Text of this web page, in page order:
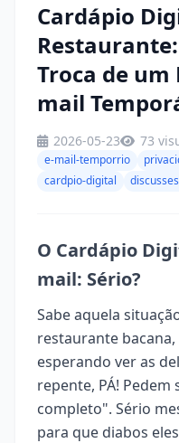
Cardápio
Troca de um
mail
2026-05-23 73
e-mail-temporrio
cardpio-digital
O Cardápio
mail: Sério?
Sabe aquela
restaurante bacana,
esperando ver as
repente, PÁ! Pedem
completo". Sério
para que diabos